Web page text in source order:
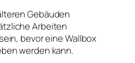
Gebäuden
Arbeiten
bevor eine Wallbox
werden kann.